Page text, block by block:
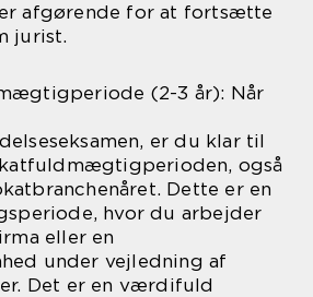
afgørende for at fortsætte
jurist.
(2-3 år): Når
er du klar til
også
Dette er en
hvor du arbejder
eller en
under vejledning af
Det er en værdifuld